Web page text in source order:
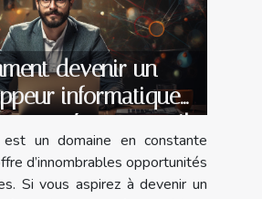
devenir un
informatique
compétences, outils
?
est un domaine en constante
d’innombrables opportunités
Si vous aspirez à devenir un